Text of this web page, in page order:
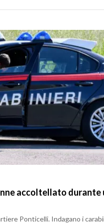
accoltellato durante
Ponticelli. Indagano i